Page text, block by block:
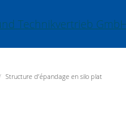
Structure d’épandage en silo plat